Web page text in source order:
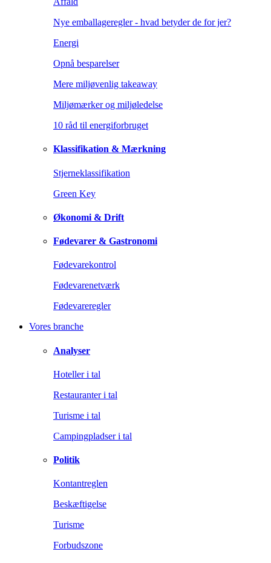
Nye emballageregler - hvad betyder de for jer?
Energi
Opnå besparelser
Mere miljøvenlig takeaway
Miljømærker og miljøledelse
10 råd til energiforbruget
Klassifikation & Mærkning
Stjerneklassifikation
Green Key
Økonomi & Drift
Fødevarer & Gastronomi
Fødevarekontrol
Fødevarenetværk
Fødevareregler
Vores branche
Analyser
Hoteller i tal
Restauranter i tal
Turisme i tal
Campingpladser i tal
Politik
Kontantreglen
Beskæftigelse
Turisme
Forbudszone